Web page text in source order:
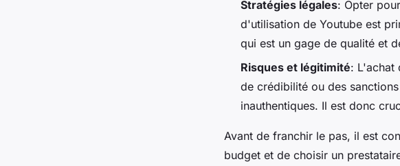
Stratégies légales: Opter
d'utilisation de Youtube est
qui est un gage de qualité et
Risques et légitimité: L'achat
de crédibilité ou des
inauthentiques. Il est donc
Avant de franchir le pas, il est
budget et de choisir un